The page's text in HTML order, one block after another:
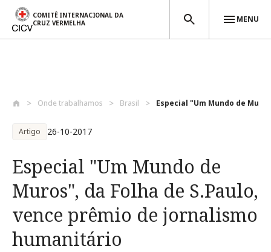
COMITÊ INTERNACIONAL DA
CRUZ VERMELHA
MENU
Onde trabalhamos Brasil Especial "Um Mundo de
Artigo 26-10-2017
Especial "Um Mundo de
Muros", da Folha de S.Paulo,
vence prêmio de jornalismo
humanitário